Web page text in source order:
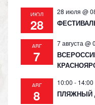
ИЮЛ
28
28 июля @
АВГ
7
7 августа @
АВГ
8
10:00 - 14:00
ПЛЯЖНЫЙ